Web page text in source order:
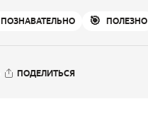
ПОЗНАВАТЕЛЬНО 🎯 ПОЛЕЗНО
ПОДЕЛИТЬСЯ